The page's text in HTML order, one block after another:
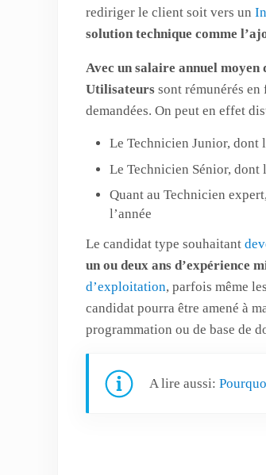
rediriger le client soit vers un
solution technique comme
Avec un salaire annuel moyen
Utilisateurssont rémunérés en
demandées. On peut en effet
Le Technicien Junior, dont
Le Technicien Sénior, dont
Quant au Technicien
l’année
Le candidat type souhaitant
un ou deux ans d’expérience
d’exploitation, parfois même
candidat pourra être amené à
programmation ou de base de
A lire aussi: